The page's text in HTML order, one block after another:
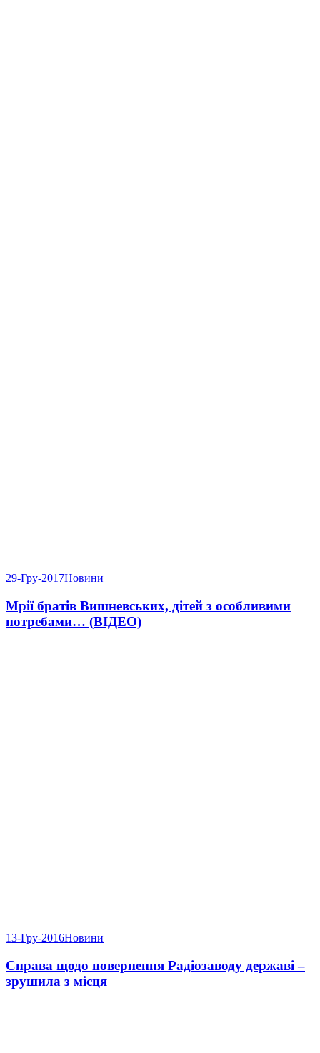
29-Гру-2017Новини
Мрії братів Вишневських, дітей з особливими
потребами… (ВІДЕО)
13-Гру-2016Новини
Справа щодо повернення Радіозаводу державі –
зрушила з місця